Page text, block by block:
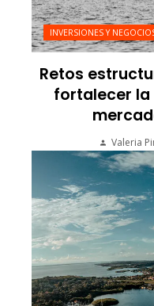
INVERSIONES Y
Retos
fortalecer la
Valeria